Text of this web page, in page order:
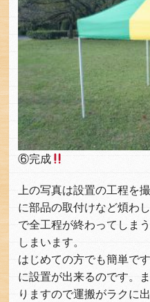
⑥完成
上の写真は設置の工程を
に部品の取付けなど煩わ
で全工程が終わってしま
しまいます。
はじめての方でも簡単で
に設置が出来るのです。
りますので運搬がラクに